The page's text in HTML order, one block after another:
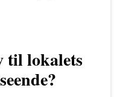
til lokalets